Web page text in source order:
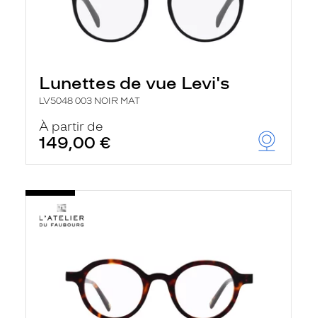
Lunettes de vue Levi's
LV5048 003 NOIR MAT
À partir de
149,00 €